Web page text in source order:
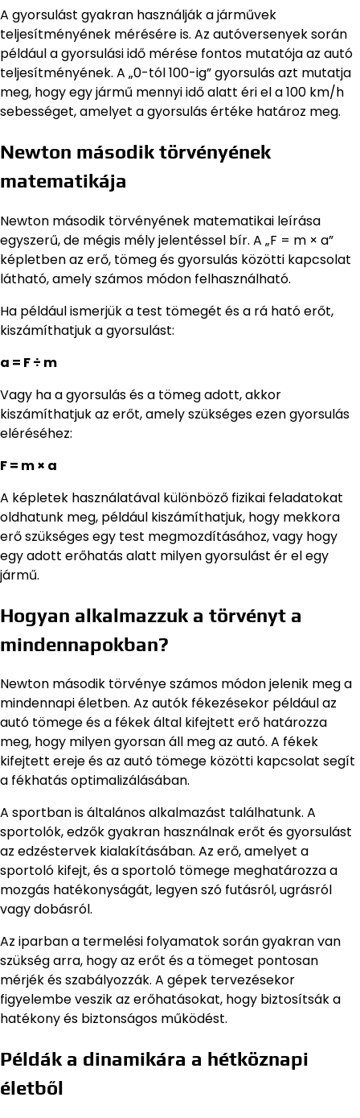
A gyorsulást gyakran használják a járművek
teljesítményének mérésére is. Az autóversenyek során
például a gyorsulási idő mérése fontos mutatója az autó
teljesítményének. A „0-tól 100-ig” gyorsulás azt mutatja
meg, hogy egy jármű mennyi idő alatt éri el a 100 km/h
sebességet, amelyet a gyorsulás értéke határoz meg.
Newton második törvényének
matematikája
Newton második törvényének matematikai leírása
egyszerű, de mégis mély jelentéssel bír. A „F = m × a”
képletben az erő, tömeg és gyorsulás közötti kapcsolat
látható, amely számos módon felhasználható.
Ha például ismerjük a test tömegét és a rá ható erőt,
kiszámíthatjuk a gyorsulást:
a = F ÷ m
Vagy ha a gyorsulás és a tömeg adott, akkor
kiszámíthatjuk az erőt, amely szükséges ezen gyorsulás
eléréséhez:
F = m × a
A képletek használatával különböző fizikai feladatokat
oldhatunk meg, például kiszámíthatjuk, hogy mekkora
erő szükséges egy test megmozdításához, vagy hogy
egy adott erőhatás alatt milyen gyorsulást ér el egy
jármű.
Hogyan alkalmazzuk a törvényt a
mindennapokban?
Newton második törvénye számos módon jelenik meg a
mindennapi életben. Az autók fékezésekor például az
autó tömege és a fékek által kifejtett erő határozza
meg, hogy milyen gyorsan áll meg az autó. A fékek
kifejtett ereje és az autó tömege közötti kapcsolat segít
a fékhatás optimalizálásában.
A sportban is általános alkalmazást találhatunk. A
sportolók, edzők gyakran használnak erőt és gyorsulást
az edzéstervek kialakításában. Az erő, amelyet a
sportoló kifejt, és a sportoló tömege meghatározza a
mozgás hatékonyságát, legyen szó futásról, ugrásról
vagy dobásról.
Az iparban a termelési folyamatok során gyakran van
szükség arra, hogy az erőt és a tömeget pontosan
mérjék és szabályozzák. A gépek tervezésekor
figyelembe veszik az erőhatásokat, hogy biztosítsák a
hatékony és biztonságos működést.
Példák a dinamikára a hétköznapi
életből